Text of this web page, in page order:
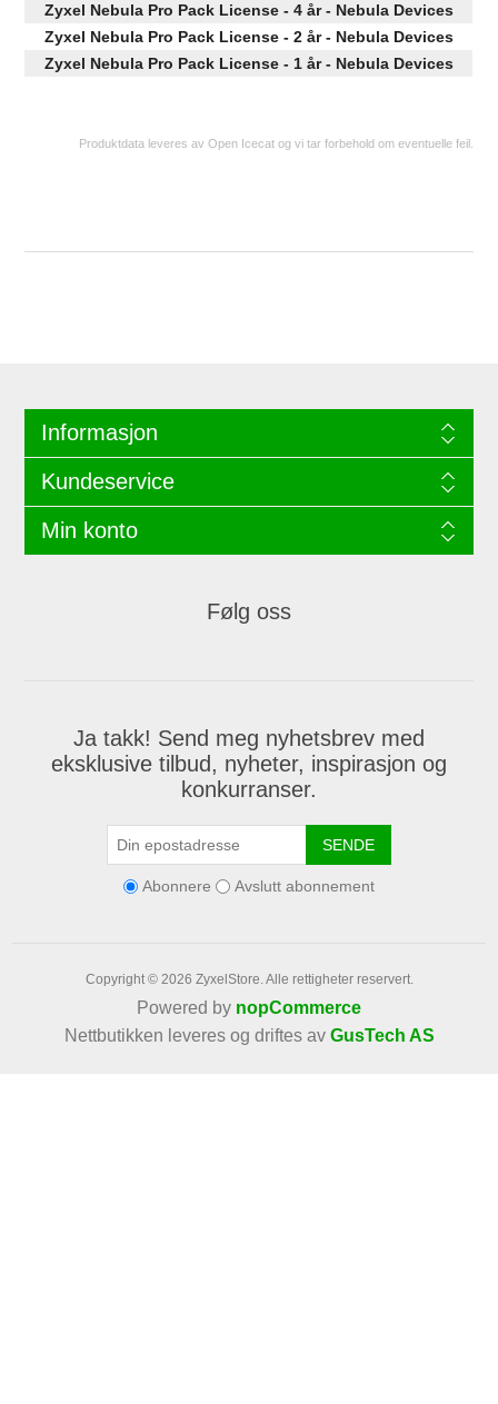
Zyxel Nebula Pro Pack License - 4 år - Nebula Devices
Zyxel Nebula Pro Pack License - 2 år - Nebula Devices
Zyxel Nebula Pro Pack License - 1 år - Nebula Devices
Produktdata leveres av Open Icecat og vi tar forbehold om eventuelle feil.
Informasjon
Kundeservice
Min konto
Følg oss
Ja takk! Send meg nyhetsbrev med
eksklusive tilbud, nyheter, inspirasjon og
konkurranser.
SENDE
Abonnere Avslutt abonnement
Copyright © 2026 ZyxelStore. Alle rettigheter reservert.
Powered by nopCommerce
Nettbutikken leveres og driftes av GusTech AS